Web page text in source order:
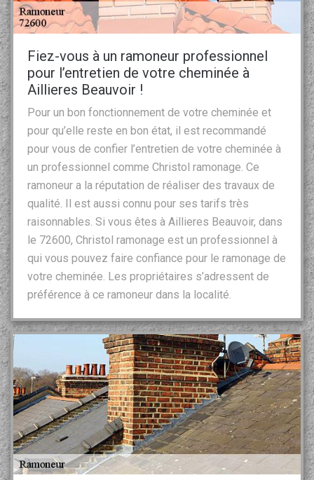
Fiez-vous à un ramoneur professionnel
pour l’entretien de votre cheminée à
Aillieres Beauvoir !
Pour un bon fonctionnement de votre cheminée et
pour qu’elle reste en bon état, il est recommandé
pour vous de confier l’entretien de votre cheminée à
un professionnel comme Christol ramonage. Ce
ramoneur a la réputation de réaliser des travaux de
qualité. Il est aussi connu pour ses tarifs très
raisonnables. Si vous êtes à Aillieres Beauvoir, dans
le 72600, Christol ramonage est un professionnel à
qui vous pouvez faire confiance pour le ramonage de
votre cheminée. Les propriétaires s’adressent de
préférence à ce ramoneur dans la localité.